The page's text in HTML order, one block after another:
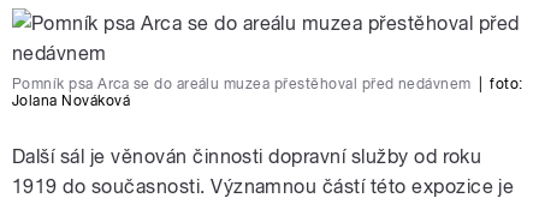
Pomník psa Arca se do areálu muzea přestěhoval před nedávnem
foto:
Jolana Nováková
Další sál je věnován činnosti dopravní služby od roku
1919 do současnosti. Významnou částí této expozice je